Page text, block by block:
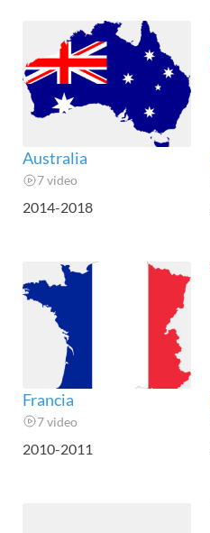
Australia
7 video
2014-2018
Francia
7 video
2010-2011